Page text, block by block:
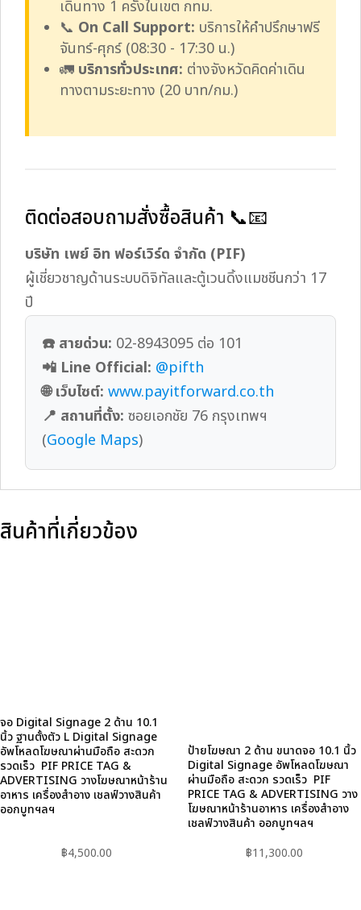
เดินทาง 1 ครั้งในเขต กทม.
📞 On Call Support: บริการให้คำปรึกษาฟรี
จันทร์-ศุกร์ (08:30 - 17:30 น.)
🚛 บริการทั่วประเทศ: ต่างจังหวัดคิดค่าเดิน
ทางตามระยะทาง (20 บาท/กม.)
ติดต่อสอบถามสั่งซื้อสินค้า 📞📧
บริษัท เพย์ อิท ฟอร์เวิร์ด จำกัด (PIF)
ผู้เชี่ยวชาญด้านระบบดิจิทัลและตู้เวนดิ้งแมชชีนกว่า 17
ปี
☎️ สายด่วน: 02-8943095 ต่อ 101
📲 Line Official: @pifth
🌐 เว็บไซต์: www.payitforward.co.th
📍 สถานที่ตั้ง: ซอยเอกชัย 76 กรุงเทพฯ
(Google Maps)
สินค้าที่เกี่ยวข้อง
จอ Digital Signage 2 ด้าน 10.1
นิ้ว ฐานตั้งตัว L Digital Signage
อัพโหลดโฆษณาผ่านมือถือ สะดวก
รวดเร็ว PIF PRICE TAG &
ADVERTISING วางโฆษณาหน้าร้าน
อาหาร เครื่องสำอาง เชลฟ์วางสินค้า
ออกบูทฯลฯ
฿4,500.00
ป้ายโฆษณา 2 ด้าน ขนาดจอ 10.1 นิ้ว
Digital Signage อัพโหลดโฆษณา
ผ่านมือถือ สะดวก รวดเร็ว PIF
PRICE TAG & ADVERTISING วาง
โฆษณาหน้าร้านอาหาร เครื่องสำอาง
เชลฟ์วางสินค้า ออกบูทฯลฯ
฿11,300.00